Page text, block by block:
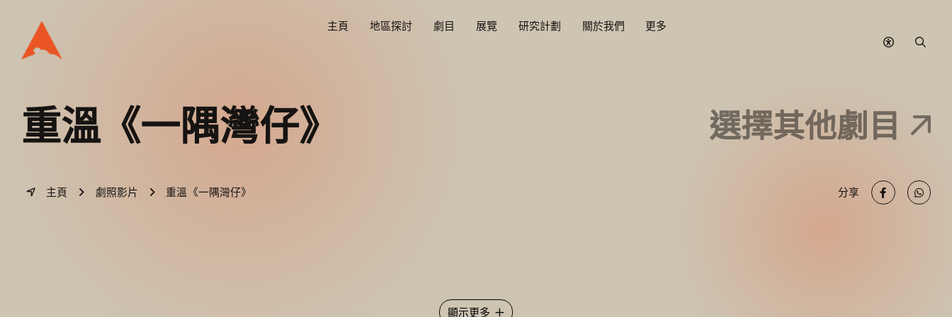
主頁 地區探討 劇目 展覽 研究計劃 關於我們 更多
無
式
搜
重溫《一隅灣仔》 選擇其他劇目
主頁 劇照影片 重溫《一隅灣仔》 分享
顯示更多